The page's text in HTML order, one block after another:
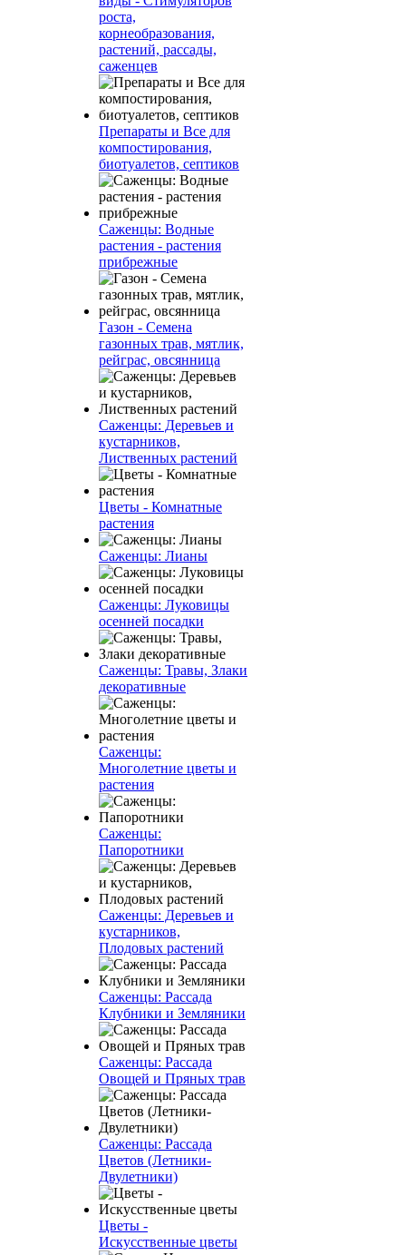
роста,
корнеобразования,
растений, рассады,
саженцев
Препараты и Все для
компостирования,
биотуалетов, септиков
Саженцы: Водные
растения - растения
прибрежные
Газон - Семена
газонных трав, мятлик,
рейграс, овсянница
Саженцы: Деревьев и
кустарников,
Лиственных растений
Цветы - Комнатные
растения
Саженцы: Лианы
Саженцы: Луковицы
осенней посадки
Саженцы: Травы, Злаки
декоративные
Саженцы:
Многолетние цветы и
растения
Саженцы:
Папоротники
Саженцы: Деревьев и
кустарников,
Плодовых растений
Саженцы: Рассада
Клубники и Земляники
Саженцы: Рассада
Овощей и Пряных трав
Саженцы: Рассада
Цветов (Летники-
Двулетники)
Цветы -
Искусственные цветы